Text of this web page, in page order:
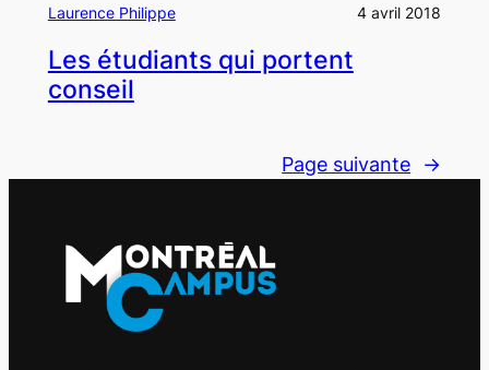
Laurence Philippe 4 avril 2018
Les étudiants qui portent
conseil
Page suivante →